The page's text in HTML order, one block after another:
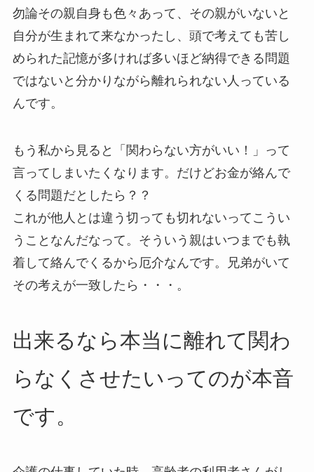
勿論その親自身も色々あって、その親がいないと
自分が生まれて来なかったし、頭で考えても苦し
められた記憶が多ければ多いほど納得できる問題
ではないと分かりながら離れられない人っている
んです。
もう私から見ると「関わらない方がいい！」って
言ってしまいたくなります。だけどお金が絡んで
くる問題だとしたら？？
これが他人とは違う切っても切れないってこうい
うことなんだなって。そういう親はいつまでも執
着して絡んでくるから厄介なんです。兄弟がいて
その考えが一致したら・・・。
出来るなら本当に離れて関わ
らなくさせたいってのが本音
です。